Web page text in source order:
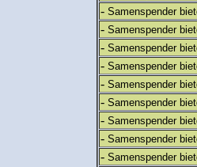
- Samenspender
- Samenspender
- Samenspender
- Samenspender
- Samenspender
- Samenspender
- Samenspender
- Samenspender
- Samenspender